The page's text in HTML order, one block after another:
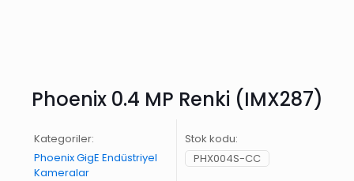
Phoenix 0.4 MP Renki (IMX287)
Kategoriler:
Phoenix GigE Endüstriyel
Kameralar
Stok kodu:
PHX004S-CC